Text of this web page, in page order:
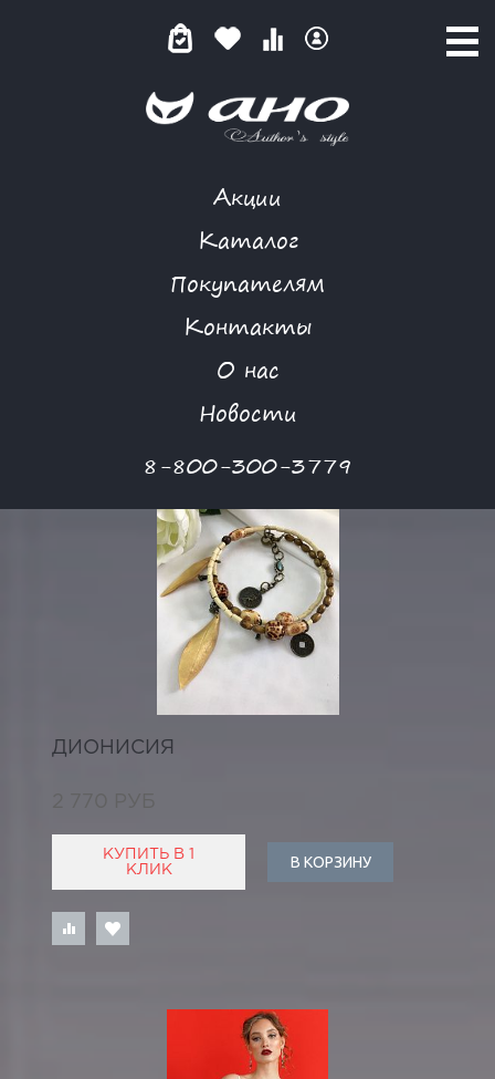
Акции
Каталог
Покупателям
Контакты
О нас
Новости
8-800-300-3779
MORGANNA
ДИОНИСИЯ
КУПИТЬ В 1
КЛИК
В КОРЗИНУ